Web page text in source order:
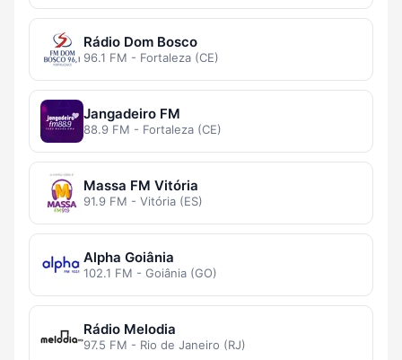
Rádio Dom Bosco
96.1 FM - Fortaleza (CE)
Jangadeiro FM
88.9 FM - Fortaleza (CE)
Massa FM Vitória
91.9 FM - Vitória (ES)
Alpha Goiânia
102.1 FM - Goiânia (GO)
Rádio Melodia
97.5 FM - Rio de Janeiro (RJ)